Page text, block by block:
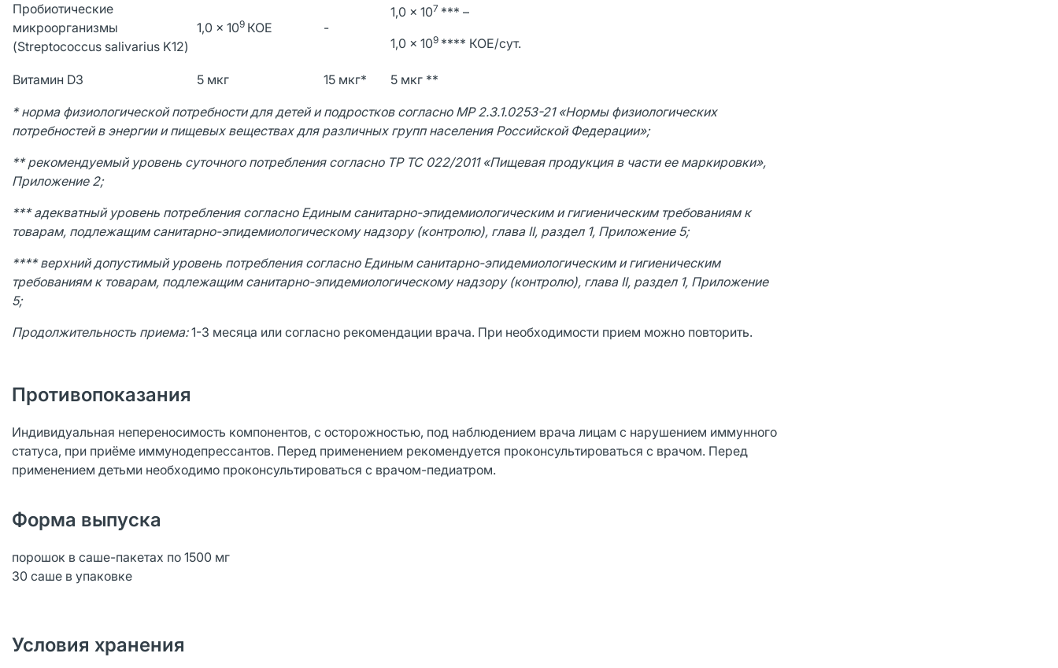
Пробиотические
микроорганизмы
(Streptococcus salivarius K12)
1,0 × 109 КОЕ -
1,0 × 107 *** –
1,0 × 109 **** КОЕ/сут.
Витамин D3 5 мкг 15 мкг* 5 мкг **
* норма физиологической потребности для детей и подростков согласно МР 2.3.1.0253-21 «Нормы физиологических
потребностей в энергии и пищевых веществах для различных групп населения Российской Федерации»;
** рекомендуемый уровень суточного потребления согласно ТР ТС 022/2011 «Пищевая продукция в части ее маркировки»,
Приложение 2;
*** адекватный уровень потребления согласно Единым санитарно-эпидемиологическим и гигиеническим требованиям к
товарам, подлежащим санитарно-эпидемиологическому надзору (контролю), глава II, раздел 1, Приложение 5;
**** верхний допустимый уровень потребления согласно Единым санитарно-эпидемиологическим и гигиеническим
требованиям к товарам, подлежащим санитарно-эпидемиологическому надзору (контролю), глава II, раздел 1, Приложение
5;
Продолжительность приема:1-3 месяца или согласно рекомендации врача. При необходимости прием можно повторить.
Противопоказания
Индивидуальная непереносимость компонентов, с осторожностью, под наблюдением врача лицам с нарушением иммунного
статуса, при приёме иммунодепрессантов. Перед применением рекомендуется проконсультироваться с врачом. Перед
применением детьми необходимо проконсультироваться с врачом-педиатром.
Форма выпуска
порошок в саше-пакетах по 1500 мг
30 саше в упаковке
Условия хранения